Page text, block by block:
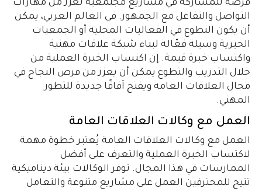
فرصة للمشاركة في مشاريع مجتمعية تعزز من مهارات
التواصل والتفاعل مع الجمهور. في العالم العربي، يمكن
أن يكون التطوع في الفعاليات المحلية أو الجمعيات
الخيرية وسيلة فعّالة لبناء شبكة علاقات مهنية
واكتساب خبرة قيمة. إن اكتساب الخبرة العملية من
خلال التدريب والتطوع يمكن أن يعزز من فرص النجاح في
مجال العلاقات العامة ويفتح آفاقًا جديدة للتطور
المهني.
العمل مع وكالات العلاقات العامة
العمل مع وكالات العلاقات العامة يُعتبر خطوة مهمة
لاكتساب الخبرة العملية والتعرف على أفضل
الممارسات في هذا المجال. توفر الوكالات بيئة ديناميكية
تتيح للمحترفين العمل على مشاريع متنوعة والتعامل